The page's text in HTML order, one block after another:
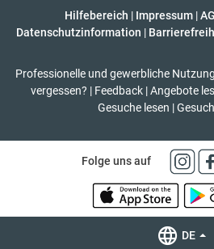
Hilfebereich | Impressum |
Datenschutzinformation |
Professionelle und gewerbliche Nutzung
vergessen? | Feedback | Angebote
Gesuche lesen |
Folge uns auf
DE